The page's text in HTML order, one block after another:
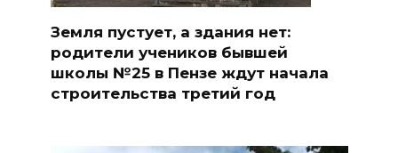
Земля пустует, а здания нет:
родители учеников бывшей
школы №25 в Пензе ждут начала
строительства третий год